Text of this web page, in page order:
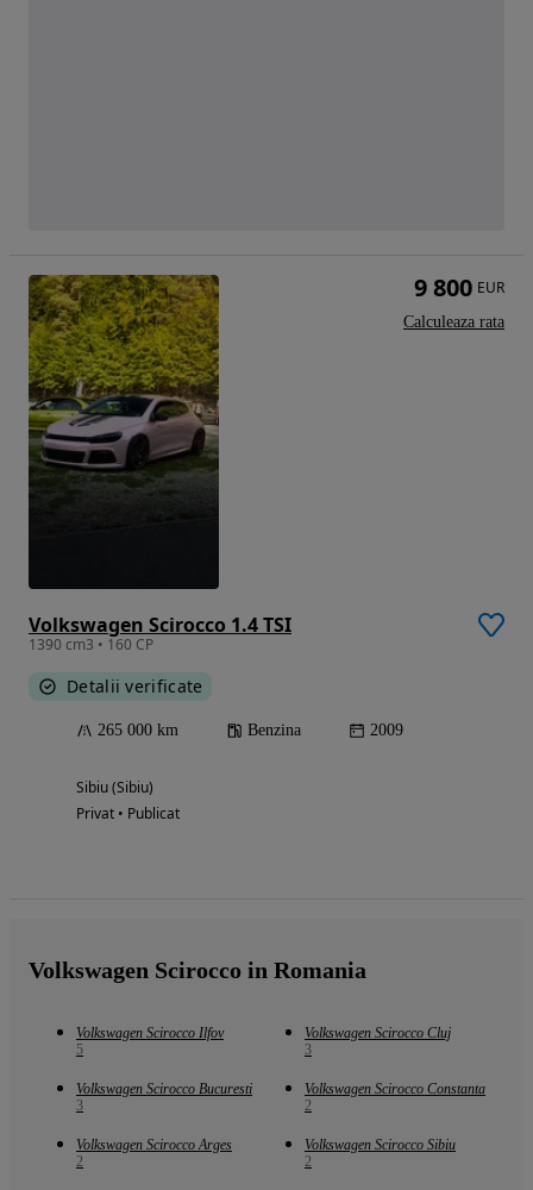
Volkswagen Scirocco 1.4 TSI
1390 cm3 • 160 CP
Detalii verificate
265 000 km Benzina 2009
Sibiu (Sibiu)
Privat • Publicat
9 800 EUR
Calculeaza rata
Volkswagen Scirocco in Romania
Volkswagen Scirocco Ilfov
5
Volkswagen Scirocco Cluj
3
Volkswagen Scirocco Bucuresti
3
Volkswagen Scirocco Constanta
2
Volkswagen Scirocco Arges
2
Volkswagen Scirocco Sibiu
2